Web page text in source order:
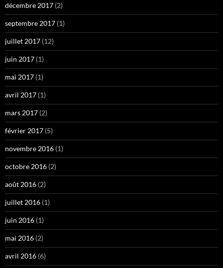
décembre 2017 (2)
septembre 2017 (1)
juillet 2017 (12)
juin 2017 (1)
mai 2017 (1)
avril 2017 (1)
mars 2017 (2)
février 2017 (5)
novembre 2016 (1)
octobre 2016 (2)
août 2016 (2)
juillet 2016 (1)
juin 2016 (1)
mai 2016 (2)
avril 2016 (6)